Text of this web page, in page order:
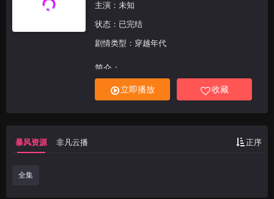
主演：未知
状态：已完结
剧情类型：穿越年代
简介：
立即播放 收藏
暴风资源 非凡云播 正序
全集